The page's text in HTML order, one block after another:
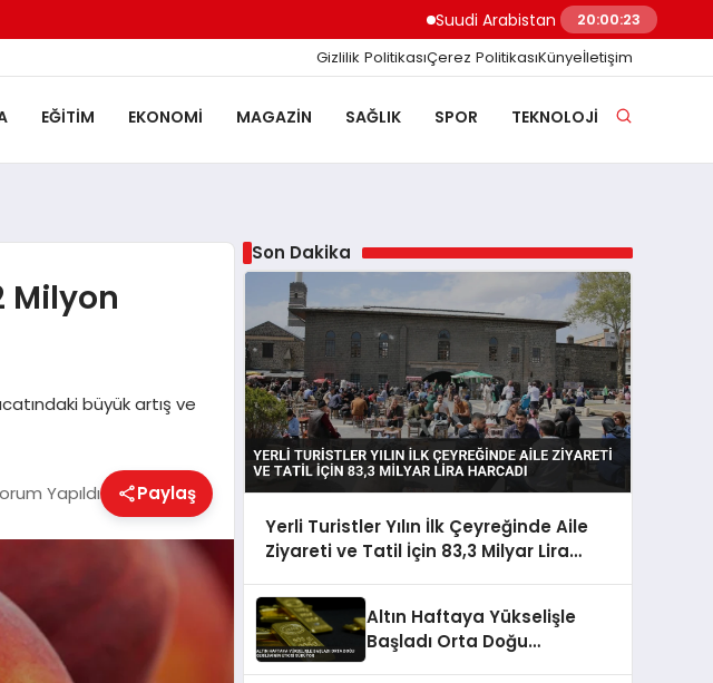
Suudi Arabistan Hudeyde Limanı’nı
20:00:24
Gizlilik PolitikasıÇerez PolitikasıKünyeİletişim
EĞITIM EKONOMI MAGAZIN SAĞLIK SPOR TEKNOLOJI
Milyon
büyük artış ve
Yapıldı Paylaş
Son Dakika
Yerli Turistler Yılın İlk Çeyreğinde Aile
Ziyareti ve Tatil İçin 83,3 Milyar Lira
Altın Haftaya Yükselişle
Başladı Orta Doğu